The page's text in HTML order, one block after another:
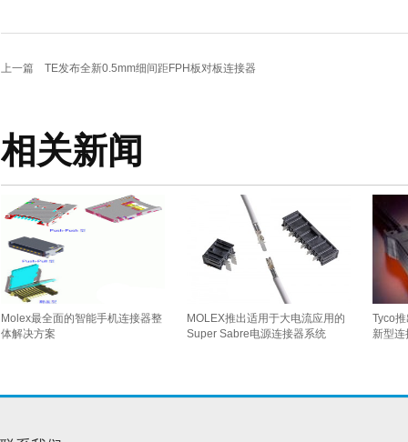
上一篇 TE发布全新0.5mm细间距FPH板对板连接器
相关新闻
Molex最全面的智能手机连接器整
体解决方案
MOLEX推出适用于大电流应用的
Super Sabre电源连接器系统
Tyco
新型连